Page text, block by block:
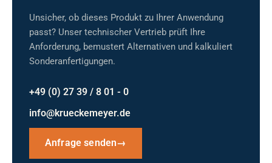
Unsicher, ob dieses Produkt zu Ihrer Anwendung
passt? Unser technischer Vertrieb prüft Ihre
Anforderung, bemustert Alternativen und kalkuliert
Sonderanfertigungen.
+49 (0) 27 39 / 8 01 - 0
info@krueckemeyer.de
Anfrage senden→